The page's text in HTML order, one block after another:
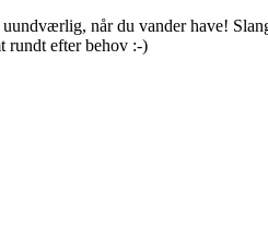
når du vander have!
rundt efter behov :-)